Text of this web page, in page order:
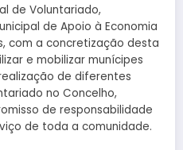
de Voluntariado,
de Apoio à Economia
com a concretização desta
e mobilizar munícipes
de diferentes
no Concelho,
de responsabilidade
de toda a comunidade.